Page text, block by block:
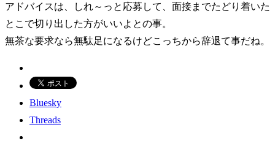
アドバイスは、しれ～っと応募して、面接までたどり着いた
とこで切り出した方がいいよとの事。
無茶な要求なら無駄足になるけどこっちから辞退て事だね。
Bluesky
Threads